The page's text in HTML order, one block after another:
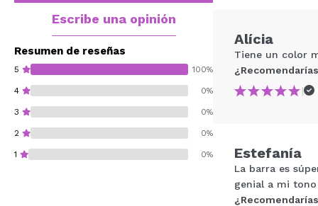
Escribe una opinión
Resumen de reseñas
5 100%
4 0%
3 0%
2 0%
1 0%
Alícia
Tiene un color
|
Estefanía
La barra es
genial a mi